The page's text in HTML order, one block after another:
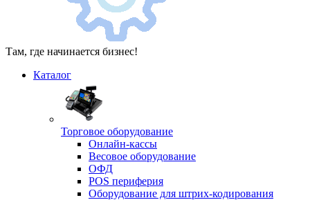
Там, где начинается бизнес!
Каталог
Торговое оборудование
Онлайн-кассы
Весовое оборудование
ОФД
POS периферия
Оборудование для штрих-кодирования